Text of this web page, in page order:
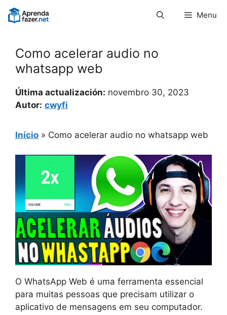
Pular
para
Menu
Como acelerar audio no
whatsapp web
Última actualización: novembro 30, 2023
Autor: cwyfi
Início » Como acelerar audio no whatsapp web
O WhatsApp Web é uma ferramenta essencial
para muitas pessoas que precisam utilizar o
aplicativo de mensagens em seu computador.